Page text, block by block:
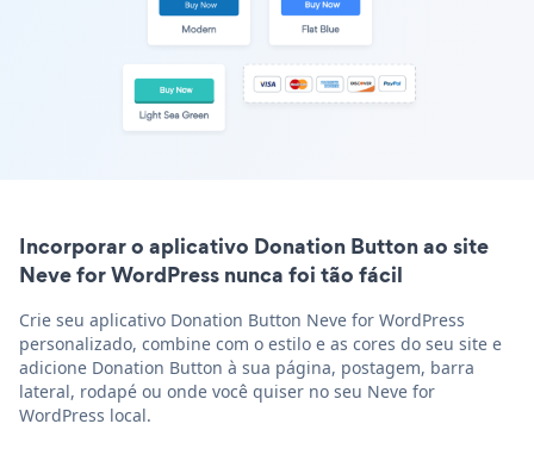
Incorporar o aplicativo Donation Button ao site
Neve for WordPress nunca foi tão fácil
Crie seu aplicativo Donation Button Neve for WordPress
personalizado, combine com o estilo e as cores do seu site e
adicione Donation Button à sua página, postagem, barra
lateral, rodapé ou onde você quiser no seu Neve for
WordPress local.